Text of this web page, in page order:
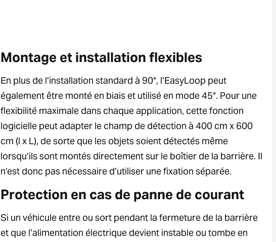
Montage et installation flexibles
En plus de l’installation standard à 90°, l’EasyLoop peut
également être monté en biais et utilisé en mode 45°. Pour une
flexibilité maximale dans chaque application, cette fonction
logicielle peut adapter le champ de détection à 400 cm x 600
cm (l x L), de sorte que les objets soient détectés même
lorsqu’ils sont montés directement sur le boîtier de la barrière. Il
n’est donc pas nécessaire d’utiliser une fixation séparée.
Protection en cas de panne de courant
Si un véhicule entre ou sort pendant la fermeture de la barrière
et que l’alimentation électrique devient instable ou tombe en